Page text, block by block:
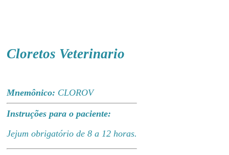
Cloretos Veterinario
Mnemônico: CLOROV
Instruções para o paciente:
Jejum obrigatório de 8 a 12 horas.